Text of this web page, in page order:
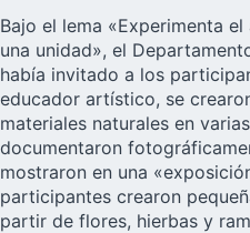
Bajo el lema «Experimenta
una unidad», el
había invitado a los
educador artístico, se
materiales naturales en
documentaron
mostraron en una
participantes crearon
partir de flores, hierbas y